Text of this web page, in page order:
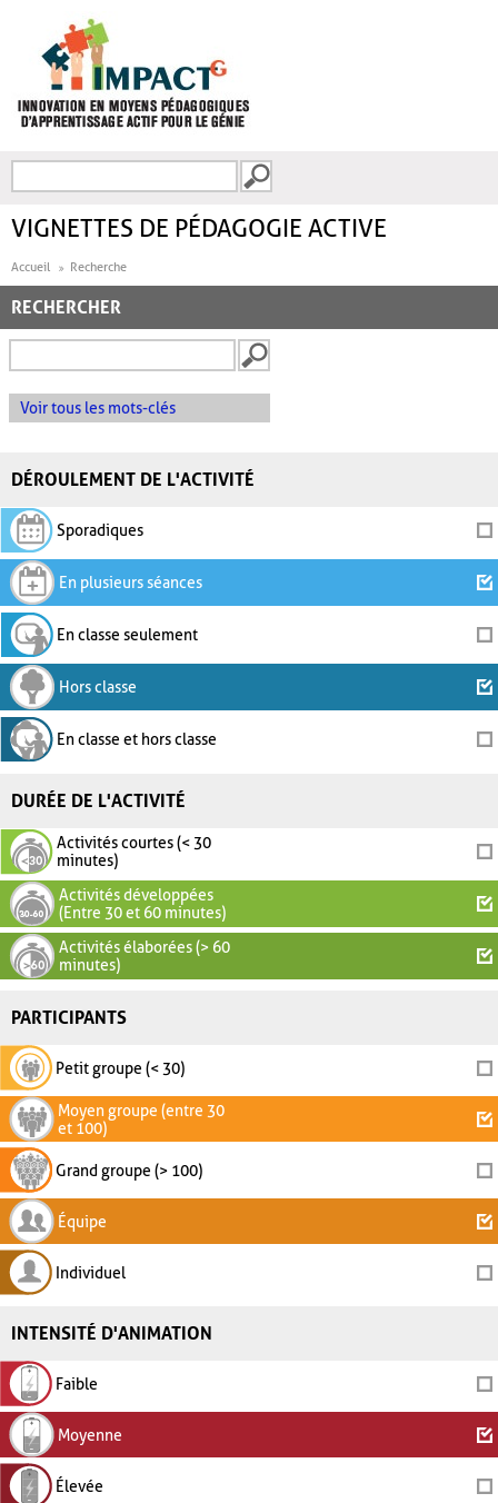
FORMULAIRE DE
VIGNETTES DE PÉDAGOGIE ACTIVE
Accueil Recherche
RECHERCHER
Voir tous les mots-clés
DÉROULEMENT DE L'ACTIVITÉ
Sporadiques
En plusieurs séances
En classe seulement
Hors classe
En classe et hors classe
DURÉE DE L'ACTIVITÉ
Activités courtes (< 30
minutes)
Activités développées
(Entre 30 et 60 minutes)
Activités élaborées (> 60
minutes)
PARTICIPANTS
Petit groupe (< 30)
Moyen groupe (entre 30
et 100)
Grand groupe (> 100)
Équipe
Individuel
INTENSITÉ D'ANIMATION
Faible
Moyenne
Élevée